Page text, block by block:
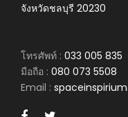
จังหวัดชลบุรี 20230
โทรศัพท์ : 033 005 835
มือถือ : 080 073 5508
Email :